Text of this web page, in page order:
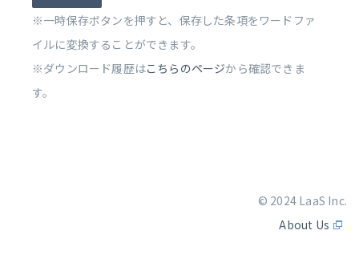
※一時保存ボタンを押すと、保存した条項をワードファ
イルに変換することができます。
※ダウンロード履歴はこちらのページから確認できま
す。
© 2024 LaaS Inc.
About Us